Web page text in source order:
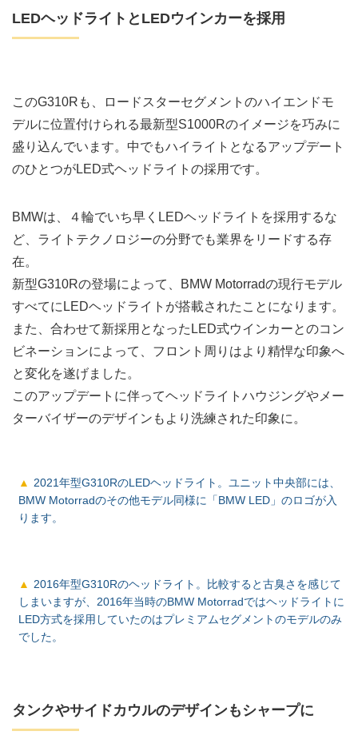
LEDヘッドライトとLEDウインカーを採用
このG310Rも、ロードスターセグメントのハイエンドモ
デルに位置付けられる最新型S1000Rのイメージを巧みに
盛り込んでいます。中でもハイライトとなるアップデート
のひとつがLED式ヘッドライトの採用です。
BMWは、４輪でいち早くLEDヘッドライトを採用するな
ど、ライトテクノロジーの分野でも業界をリードする存
在。
新型G310Rの登場によって、BMW Motorradの現行モデル
すべてにLEDヘッドライトが搭載されたことになります。
また、合わせて新採用となったLED式ウインカーとのコン
ビネーションによって、フロント周りはより精悍な印象へ
と変化を遂げました。
このアップデートに伴ってヘッドライトハウジングやメー
ターバイザーのデザインもより洗練された印象に。
2021年型G310RのLEDヘッドライト。ユニット中央部には、
BMW Motorradのその他モデル同様に「BMW LED」のロゴが入
ります。
2016年型G310Rのヘッドライト。比較すると古臭さを感じて
しまいますが、2016年当時のBMW Motorradではヘッドライトに
LED方式を採用していたのはプレミアムセグメントのモデルのみ
でした。
タンクやサイドカウルのデザインもシャープに